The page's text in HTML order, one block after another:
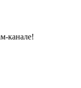
канале!